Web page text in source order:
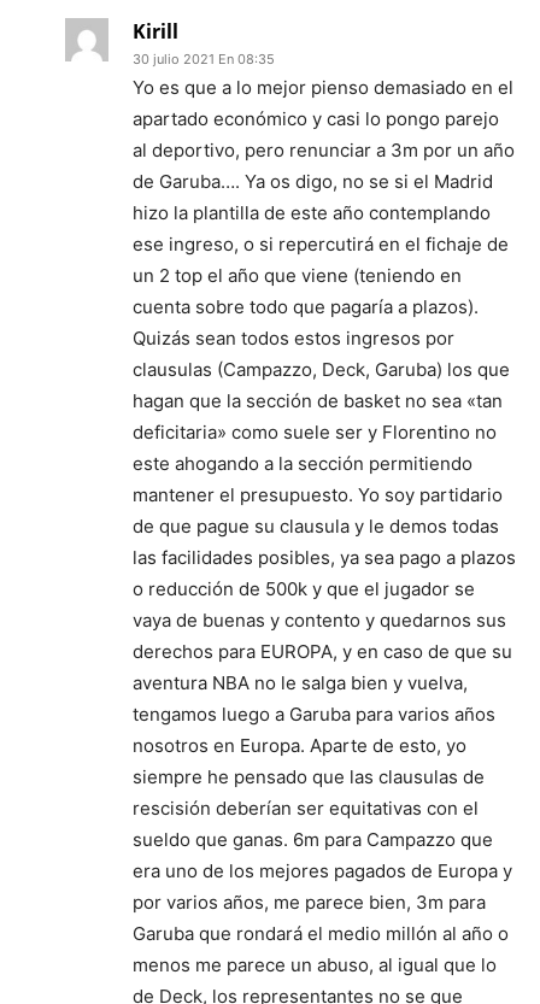
Kirill
30 julio 2021 En 08:35
Yo es que a lo mejor pienso demasiado en el
apartado económico y casi lo pongo parejo
al deportivo, pero renunciar a 3m por un año
de Garuba…. Ya os digo, no se si el Madrid
hizo la plantilla de este año contemplando
ese ingreso, o si repercutirá en el fichaje de
un 2 top el año que viene (teniendo en
cuenta sobre todo que pagaría a plazos).
Quizás sean todos estos ingresos por
clausulas (Campazzo, Deck, Garuba) los que
hagan que la sección de basket no sea «tan
deficitaria» como suele ser y Florentino no
este ahogando a la sección permitiendo
mantener el presupuesto. Yo soy partidario
de que pague su clausula y le demos todas
las facilidades posibles, ya sea pago a plazos
o reducción de 500k y que el jugador se
vaya de buenas y contento y quedarnos sus
derechos para EUROPA, y en caso de que su
aventura NBA no le salga bien y vuelva,
tengamos luego a Garuba para varios años
nosotros en Europa. Aparte de esto, yo
siempre he pensado que las clausulas de
rescisión deberían ser equitativas con el
sueldo que ganas. 6m para Campazzo que
era uno de los mejores pagados de Europa y
por varios años, me parece bien, 3m para
Garuba que rondará el medio millón al año o
menos me parece un abuso, al igual que lo
de Deck, los representantes no se que